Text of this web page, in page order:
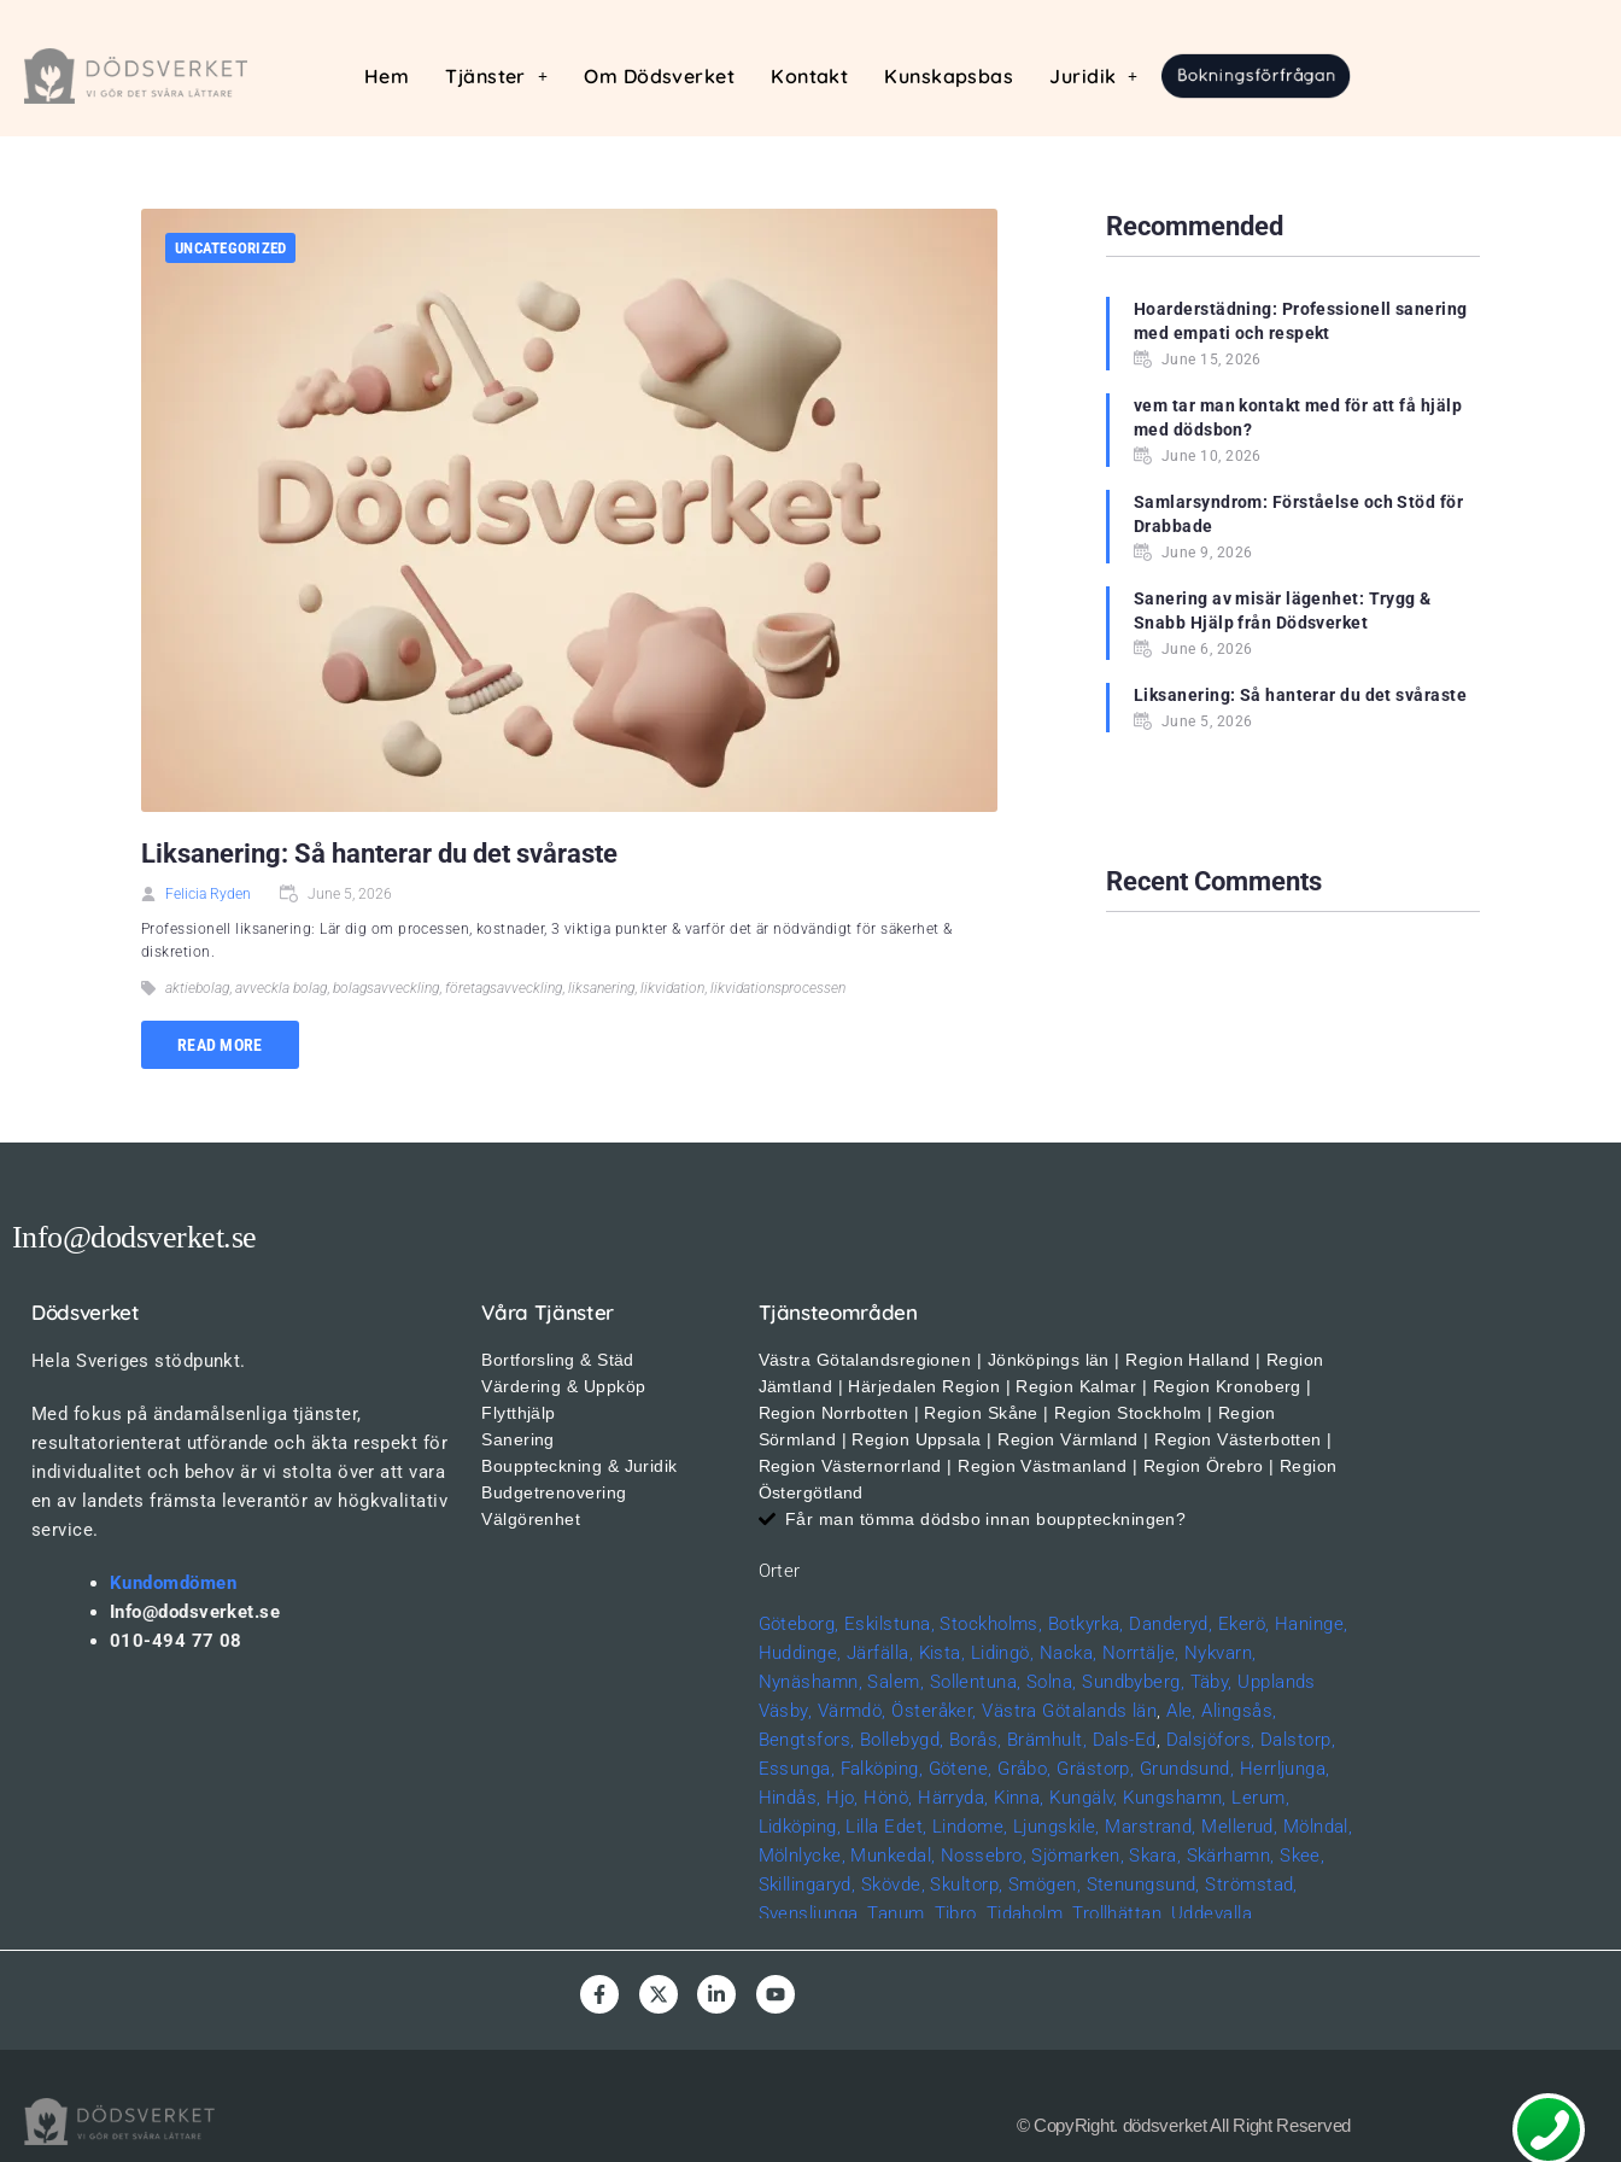
Hem Tjänster Om Dödsverket Kontakt Kunskapsbas Juridik
UNCATEGORIZED
Liksanering: Så hanterar du det svåraste
Felicia Ryden June 5, 2026
Professionell liksanering: Lär dig om processen, kostnader, 3 viktiga punkter & varför det är nödvändigt för säkerhet &
diskretion.
aktiebolag, avveckla bolag, bolagsavveckling, företagsavveckling, liksanering, likvidation, likvidationsprocessen
READ MORE
Recommended
Hoarderstädning: Professionell sanering
med empati och respekt
June 15, 2026
vem tar man kontakt med för att få hjälp
med dödsbon?
June 10, 2026
Samlarsyndrom: Förståelse och Stöd för
Drabbade
June 9, 2026
Sanering av misär lägenhet: Trygg &
Snabb Hjälp från Dödsverket
June 6, 2026
Liksanering: Så hanterar du det svåraste
June 5, 2026
Recent Comments
Info@dodsverket.se
Dödsverket
Hela Sveriges stödpunkt.
Med fokus på ändamålsenliga tjänster,
resultatorienterat utförande och äkta respekt för
individualitet och behov är vi stolta över att vara
en av landets främsta leverantör av högkvalitativ
service.
Kundomdömen
Info@dodsverket.se
010-494 77 08
Våra Tjänster
Bortforsling & Städ
Värdering & Uppköp
Flytthjälp
Sanering
Bouppteckning & Juridik
Budgetrenovering
Välgörenhet
Tjänsteområden
Västra Götalandsregionen | Jönköpings län | Region Halland | Region
Jämtland | Härjedalen Region | Region Kalmar | Region Kronoberg |
Region Norrbotten | Region Skåne | Region Stockholm | Region
Sörmland | Region Uppsala | Region Värmland | Region Västerbotten |
Region Västernorrland | Region Västmanland | Region Örebro | Region
Östergötland
Får man tömma dödsbo innan bouppteckningen?
Orter
Göteborg, Eskilstuna,Stockholms, Botkyrka, Danderyd, Ekerö, Haninge,
Huddinge, Järfälla, Kista, Lidingö, Nacka, Norrtälje, Nykvarn,
Nynäshamn, Salem, Sollentuna, Solna, Sundbyberg, Täby, Upplands
Väsby, Värmdö, Österåker,Västra Götalands län,Ale, Alingsås,
Bengtsfors, Bollebygd, Borås, Brämhult, Dals-Ed, Dalsjöfors, Dalstorp,
Essunga, Falköping, Götene, Gråbo, Grästorp, Grundsund, Herrljunga,
Hindås, Hjo, Hönö, Härryda, Kinna, Kungälv, Kungshamn, Lerum,
Lidköping, Lilla Edet, Lindome, Ljungskile, Marstrand, Mellerud, Mölndal,
Mölnlycke, Munkedal, Nossebro, Sjömarken, Skara, Skärhamn, Skee,
Skillingaryd, Skövde, Skultorp, Smögen, Stenungsund, Strömstad,
Svensljunga, Tanum, Tibro, Tidaholm, Trollhättan, Uddevalla,
Hönö,
Stenungsund,
Malmö, Uppsala län, Alunda, Bälinge, Uppsala,
© CopyRight. dödsverket All Right Reserved